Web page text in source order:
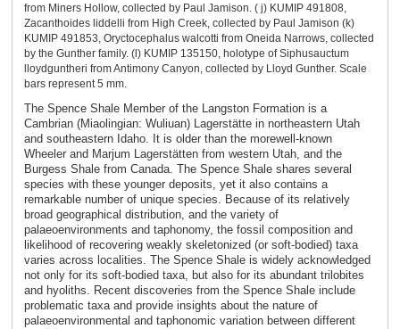
from Miners Hollow, collected by Paul Jamison. ( j) KUMIP 491808,
Zacanthoides liddelli from High Creek, collected by Paul Jamison (k)
KUMIP 491853, Oryctocephalus walcotti from Oneida Narrows, collected
by the Gunther family. (l) KUMIP 135150, holotype of Siphusauctum
lloydguntheri from Antimony Canyon, collected by Lloyd Gunther. Scale
bars represent 5 mm.
The Spence Shale Member of the Langston Formation is a
Cambrian (Miaolingian: Wuliuan) Lagerstätte in northeastern Utah
and southeastern Idaho. It is older than the morewell-known
Wheeler and Marjum Lagerstätten from western Utah, and the
Burgess Shale from Canada. The Spence Shale shares several
species with these younger deposits, yet it also contains a
remarkable number of unique species. Because of its relatively
broad geographical distribution, and the variety of
palaeoenvironments and taphonomy, the fossil composition and
likelihood of recovering weakly skeletonized (or soft-bodied) taxa
varies across localities. The Spence Shale is widely acknowledged
not only for its soft-bodied taxa, but also for its abundant trilobites
and hyoliths. Recent discoveries from the Spence Shale include
problematic taxa and provide insights about the nature of
palaeoenvironmental and taphonomic variation between different